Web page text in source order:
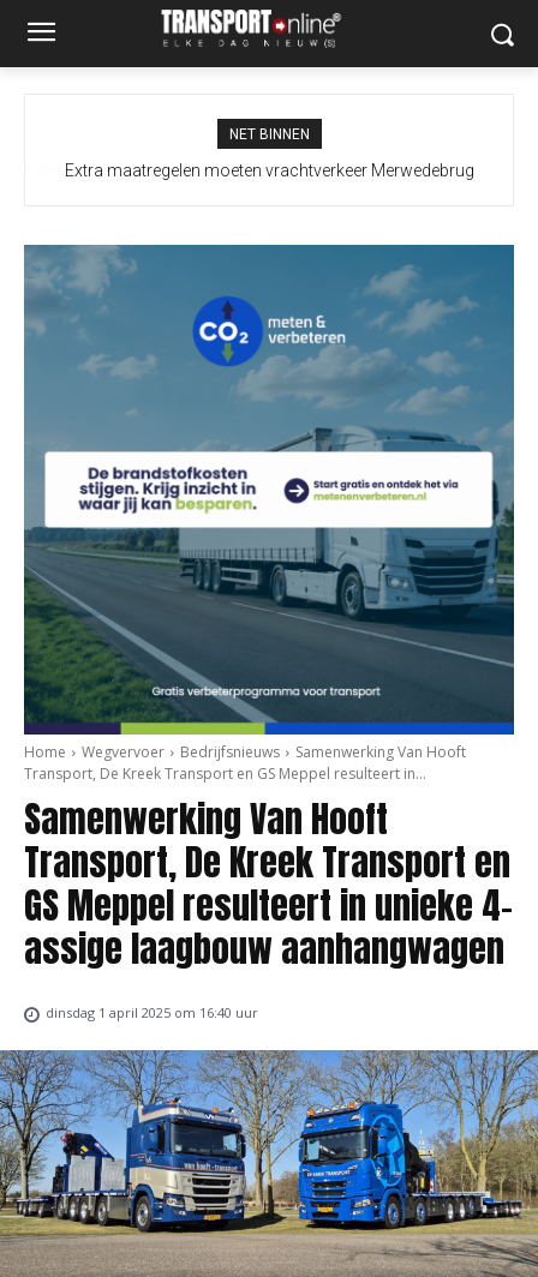
NET BINNEN
Extra maatregelen moeten vrachtverkeer Merwedebrug
Home Wegvervoer Bedrijfsnieuws
Samenwerking Van Hooft
Transport, De Kreek Transport en GS Meppel resulteert in...
Samenwerking Van Hooft
Transport, De Kreek Transport en
GS Meppel resulteert in unieke 4-
assige laagbouw aanhangwagen
dinsdag 1 april 2025 om 16:40 uur